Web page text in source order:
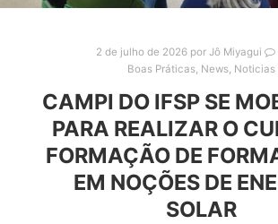
2 de julho de 2026 por Jô Miyagui
Boas Práticas, News, Noticias
CAMPI DO IFSP SE
PARA REALIZAR O
FORMAÇÃO DE
EM NOÇÕES DE
SOLAR